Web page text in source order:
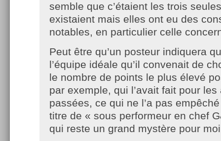
semble que c’étaient les trois
existaient mais elles ont eu des
notables, en particulier celle
Peut être qu’un posteur indiquera
l’équipe idéale qu’il convenait de
le nombre de points le plus élevé
par exemple, qui l’avait fait pour les
passées, ce qui ne l’a pas
titre de « sous performeur en chef
qui reste un grand mystère pour